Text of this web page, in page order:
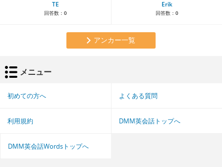
TE
回答数： 0
Erik
回答数： 0
アンカー一覧
メニュー
初めての方へ よくある質問
利用規約 DMM英会話トップへ
DMM英会話Wordsトップへ